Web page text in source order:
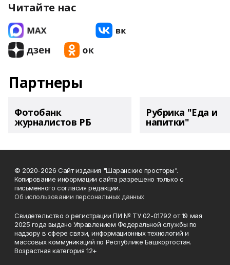
Читайте нас
Партнеры
Фотобанк
журналистов РБ
Рубрика "Еда и
напитки"
© 2020-2026 Сайт издания "Шаранские просторы".
Копирование информации сайта разрешено только с
письменного согласия редакции.
Об использовании персональных данных
Свидетельство о регистрации ПИ № ТУ 02-01792 от 19 мая
2025 года выдано Управлением Федеральной службы по
надзору в сфере связи, информационных технологий и
массовых коммуникаций по Республике Башкортостан.
Возрастная категория 12+